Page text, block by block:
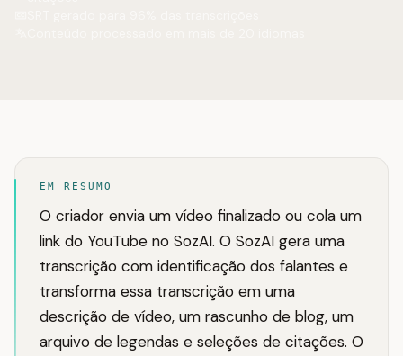
EM RESUMO
O criador envia um vídeo finalizado ou cola um
link do YouTube no SozAI. O SozAI gera uma
transcrição com identificação dos falantes e
transforma essa transcrição em uma
descrição de vídeo, um rascunho de blog, um
arquivo de legendas e seleções de citações. O